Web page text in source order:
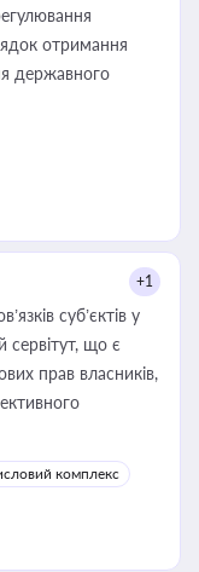
отримання
державного
+1
суб’єктів у
сервітут, що є
прав власників,
комплекс